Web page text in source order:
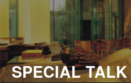
SPECIAL TALK